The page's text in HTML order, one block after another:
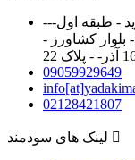
- طبقه اول---
کشاورز -
09059929649
02128421807
لینک های سودمند